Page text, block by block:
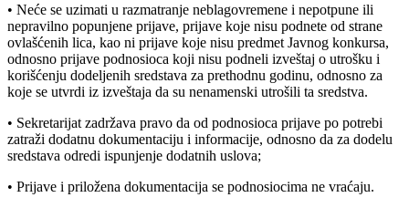
• Neće se uzimati u razmatranje neblagovremene i nepotpune ili
nepravilno popunjene prijave, prijave koje nisu podnete od strane
ovlašćenih lica, kao ni prijave koje nisu predmet Javnog konkursa,
odnosno prijave podnosioca koji nisu podneli izveštaj o utrošku i
korišćenju dodeljenih sredstava za prethodnu godinu, odnosno za
koje se utvrdi iz izveštaja da su nenamenski utrošili ta sredstva.
• Sekretarijat zadržava pravo da od podnosioca prijave po potrebi
zatraži dodatnu dokumentaciju i informacije, odnosno da za dodelu
sredstava odredi ispunjenje dodatnih uslova;
• Prijave i priložena dokumentacija se podnosiocima ne vraćaju.